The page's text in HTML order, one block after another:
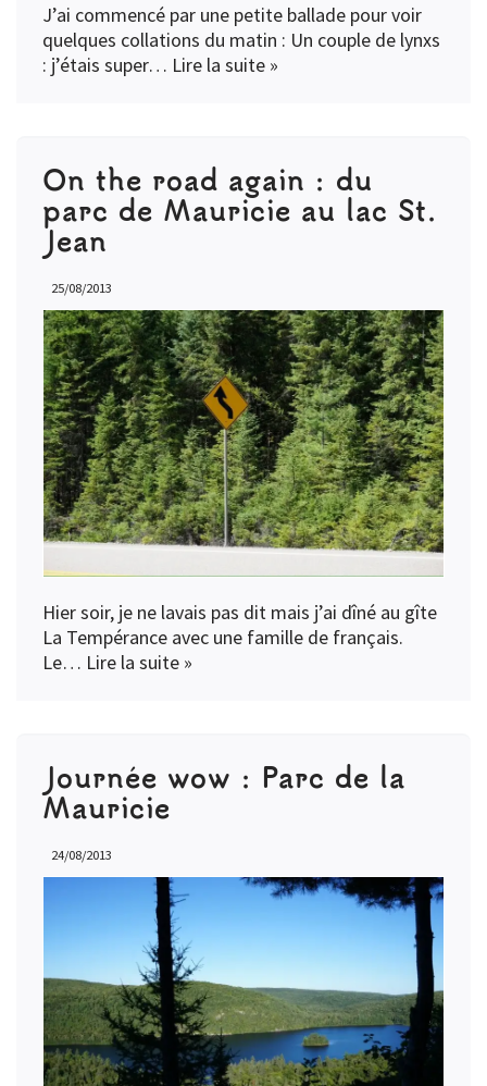
J’ai commencé par une petite ballade pour voir
quelques collations du matin : Un couple de lynxs
: j’étais super… Lire la suite »
On the road again : du
parc de Mauricie au lac St.
Jean
25/08/2013
Hier soir, je ne lavais pas dit mais j’ai dîné au gîte
La Tempérance avec une famille de français.
Le… Lire la suite »
Journée wow : Parc de la
Mauricie
24/08/2013